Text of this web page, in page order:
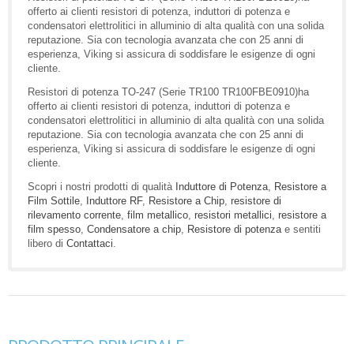
offerto ai clienti resistori di potenza, induttori di potenza e
condensatori elettrolitici in alluminio di alta qualità con una solida
reputazione. Sia con tecnologia avanzata che con 25 anni di
esperienza, Viking si assicura di soddisfare le esigenze di ogni
cliente.
Resistori di potenza TO-247 (Serie TR100 TR100FBE0910)ha
offerto ai clienti resistori di potenza, induttori di potenza e
condensatori elettrolitici in alluminio di alta qualità con una solida
reputazione. Sia con tecnologia avanzata che con 25 anni di
esperienza, Viking si assicura di soddisfare le esigenze di ogni
cliente.
Scopri i nostri prodotti di qualità Induttore di Potenza Resistore a
Film Sottile Induttore RF, Resistore a Chip resistore di
rilevamento corrente film metallico resistori metallici resistore a
film spesso Condensatore a chip Resistore di potenza e sentiti
libero di Contattaci